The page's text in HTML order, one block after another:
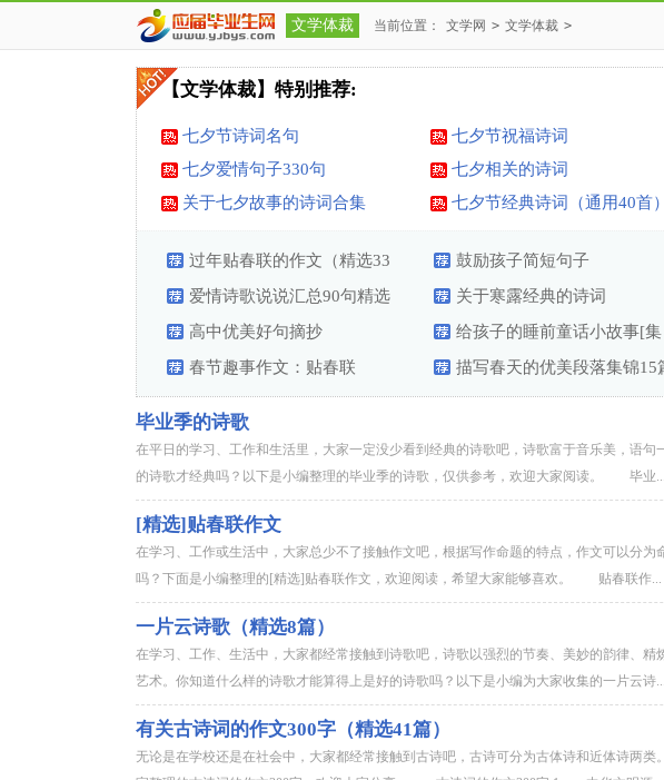
文学体裁 当前位置： 文学网 > 文学体裁 >
【文学体裁】特别推荐:
七夕节诗词名句 七夕节祝福诗词
七夕爱情句子330句 七夕相关的诗词
关于七夕故事的诗词合集
七夕节经典诗词（通用40首）
过年贴春联的作文（精选33
篇）
鼓励孩子简短句子
爱情诗歌说说汇总90句精选
关于寒露经典的诗词
高中优美好句摘抄
给孩子的睡前童话小故事[集
锦2篇]
春节趣事作文：贴春联
描写春天的优美段落集锦15
毕业季的诗歌
在平日的学习、工作和生活里，大家一定没少看到经典的诗歌吧，诗歌富于音乐美，语
的诗歌才经典吗？以下是小编整理的毕业季的诗歌，仅供参考，欢迎大家阅读。 毕业...
[精选]贴春联作文
在学习、工作或生活中，大家总少不了接触作文吧，根据写作命题的特点，作文可以分
吗？下面是小编整理的[精选]贴春联作文，欢迎阅读，希望大家能够喜欢。 贴春联作...
一片云诗歌（精选8篇）
在学习、工作、生活中，大家都经常接触到诗歌吧，诗歌以强烈的节奏、美妙的韵律、
艺术。你知道什么样的诗歌才能算得上是好的诗歌吗？以下是小编为大家收集的一片云诗...
有关古诗词的作文300字（精选41篇）
无论是在学校还是在社会中，大家都经常接触到古诗吧，古诗可分为古体诗和近体诗两